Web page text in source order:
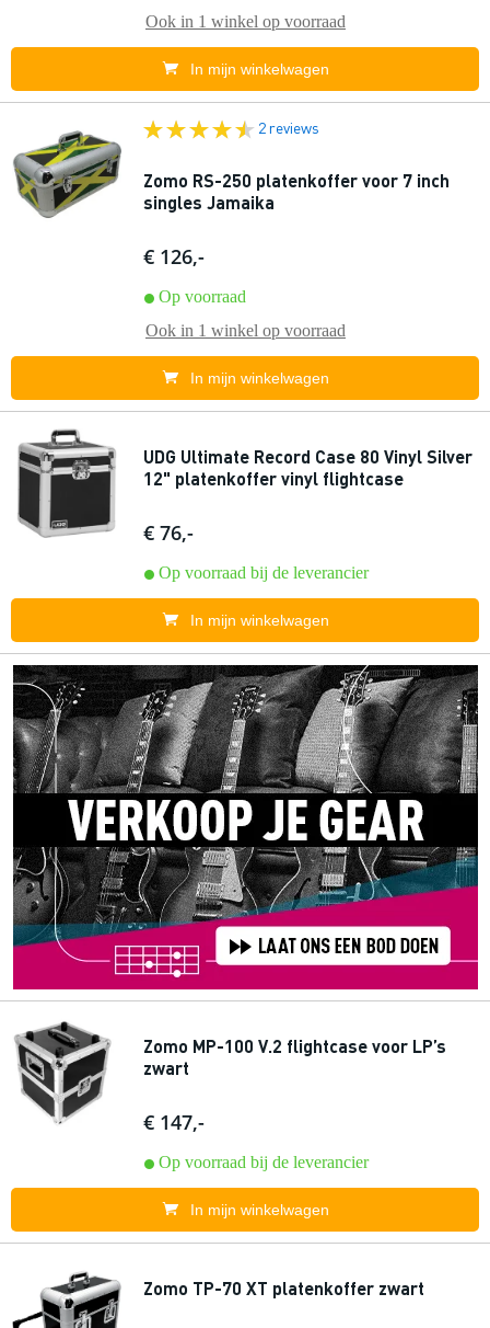
Ook in 1 winkel op voorraad
In mijn winkelwagen
2 reviews
Zomo RS-250 platenkoffer voor 7 inch
singles Jamaika
€ 126,-
Op voorraad
Ook in 1 winkel op voorraad
In mijn winkelwagen
UDG Ultimate Record Case 80 Vinyl Silver
12" platenkoffer vinyl flightcase
€ 76,-
Op voorraad bij de leverancier
In mijn winkelwagen
Zomo MP-100 V.2 flightcase voor LP’s
zwart
€ 147,-
Op voorraad bij de leverancier
In mijn winkelwagen
Zomo TP-70 XT platenkoffer zwart